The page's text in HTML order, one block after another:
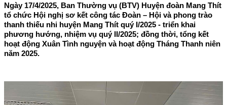
Ngày 17/4/2025, Ban Thường vụ (BTV) Huyện đoàn Mang Thít
tổ chức Hội nghị sơ kết công tác Đoàn – Hội và phong trào
thanh thiếu nhi huyện Mang Thít quý I/2025 - triển khai
phương hướng, nhiệm vụ quý II/2025; đồng thời, tổng kết
hoạt động Xuân Tình nguyện và hoạt động Tháng Thanh niên
năm 2025.